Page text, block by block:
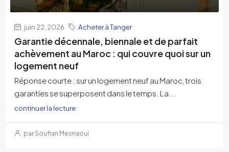
juin 22, 2026 Acheter à Tanger
Garantie décennale, biennale et de parfait
achèvement au Maroc : qui couvre quoi sur un
logement neuf
Réponse courte : sur un logement neuf au Maroc, trois
garanties se superposent dans le temps. La...
continuer la lecture
par Soufian Mesnaoui